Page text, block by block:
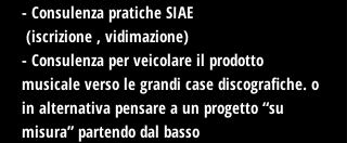
- Consulenza pratiche SIAE
(iscrizione , vidimazione)
- Consulenza per veicolare il prodotto
musicale verso le grandi case discografiche. o
in alternativa pensare a un progetto “su
misura” partendo dal basso